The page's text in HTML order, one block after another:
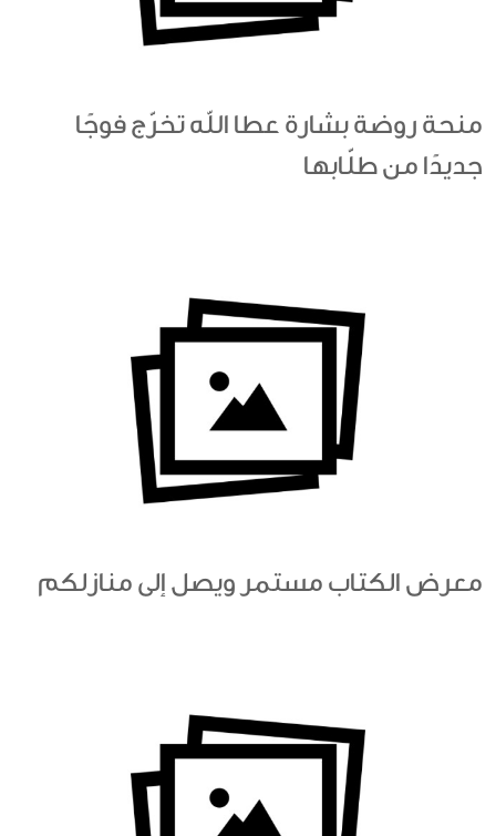
منحة روضة بشارة عطا الله تخرّج فوجًا
جديدًا من طلّابها
معرض الكتاب مستمر ويصل إلى منازلكم